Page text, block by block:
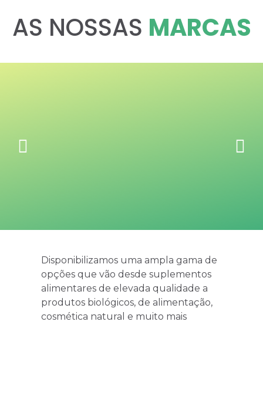
AS NOSSAS MARCAS
Disponibilizamos uma ampla gama de
opções que vão desde suplementos
alimentares de elevada qualidade a
produtos biológicos, de alimentação,
cosmética natural e muito mais